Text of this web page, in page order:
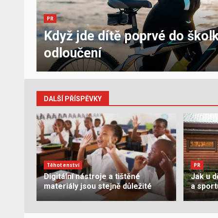
PR
Když jde dítě poprvé do
odloučení
DALŠÍ PŘÍSPĚVKY
Těhotenství
Digitální nástroje a tištěné
materiály jsou stejně důležité
PR
Jak u
a